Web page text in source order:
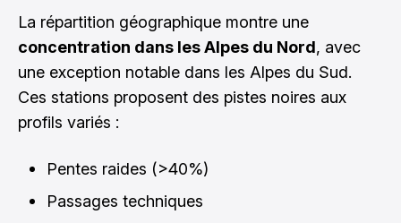
La répartition géographique montre une
concentration dans les Alpes du Nord, avec
une exception notable dans les Alpes du Sud.
Ces stations proposent des pistes noires aux
profils variés :
Pentes raides (>40%)
Passages techniques